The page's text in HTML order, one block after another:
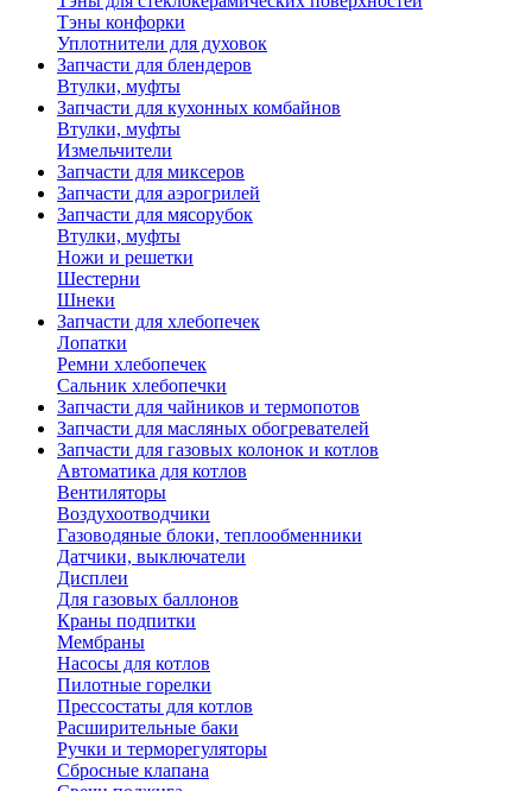
Тэны конфорки
Уплотнители для духовок
Запчасти для блендеров
Втулки, муфты
Запчасти для кухонных комбайнов
Втулки, муфты
Измельчители
Запчасти для миксеров
Запчасти для аэрогрилей
Запчасти для мясорубок
Втулки, муфты
Ножи и решетки
Шестерни
Шнеки
Запчасти для хлебопечек
Лопатки
Ремни хлебопечек
Сальник хлебопечки
Запчасти для чайников и термопотов
Запчасти для масляных обогревателей
Запчасти для газовых колонок и котлов
Автоматика для котлов
Вентиляторы
Воздухоотводчики
Газоводяные блоки, теплообменники
Датчики, выключатели
Дисплеи
Для газовых баллонов
Краны подпитки
Мембраны
Насосы для котлов
Пилотные горелки
Прессостаты для котлов
Расширительные баки
Ручки и терморегуляторы
Сбросные клапана